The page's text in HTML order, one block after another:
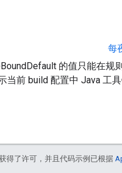
每
的值只能在
前 build 配置中 Java 工具
得了许可，并且代码示例已根据